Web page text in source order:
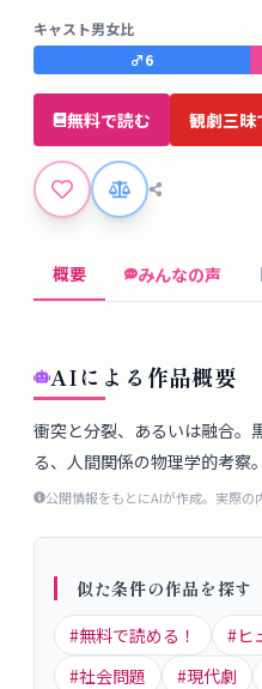
掲
示
板
ツ
ー
ブ
グ
概
要
グ
イ
キャスト男女比
♂6
無料で読む 観劇三昧
概要 みんなの声
AIによる作品概要
衝突と分裂、あるいは融合。
る、人間関係の物理学的考察。
公開情報をもとにAIが作成。実際の
似た条件の作品を探す
#無料で読める！ #ヒ
#社会問題 #現代劇